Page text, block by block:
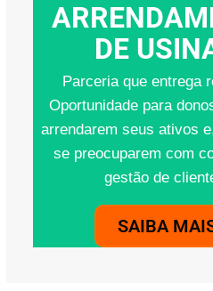
DE
Parceria que entrega
Oportunidade para
arrendarem seus ativos
se preocuparem com
gestão de
SAIBA